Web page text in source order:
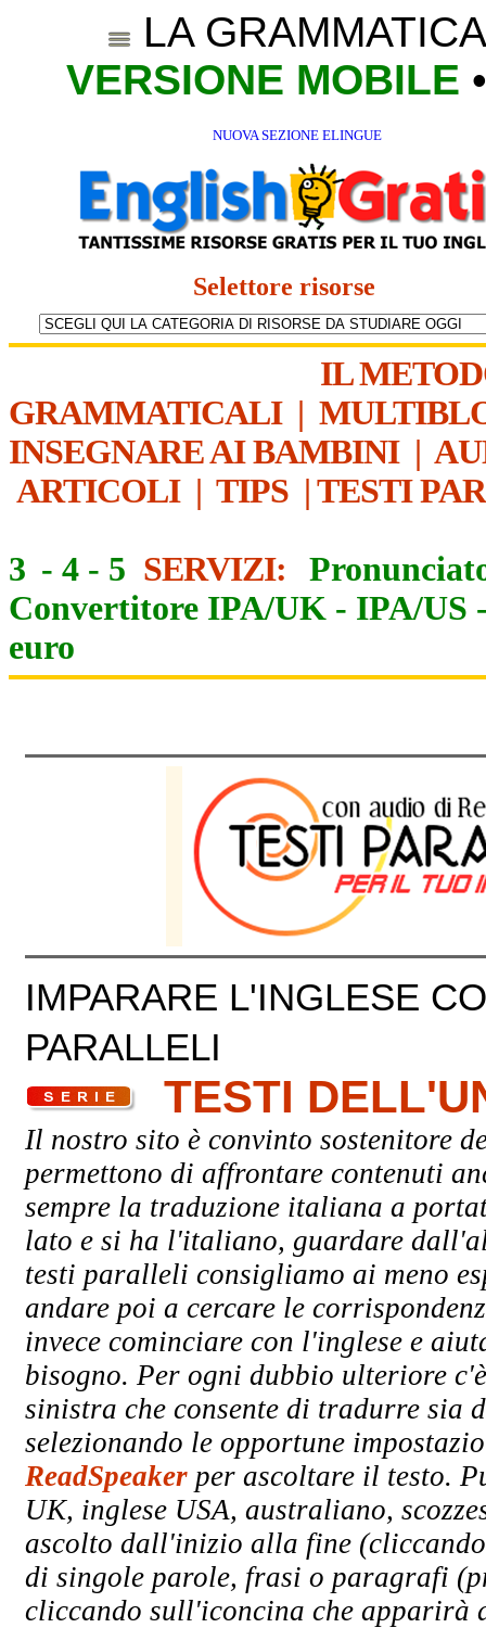
LA
VERSIONE MOBILE
NUOVA SEZIONE ELINGUE
Selettore risorse
IL
GRAMMATICALI|
INSEGNARE AI BAMBINI|
ARTICOLI| TIPS | TESTI
3 - 4 - 5 SERVIZI:
Convertitore IPA/UK - IPA/US
euro
IMPARARE L'INGLESE
PARALLELI
TESTI
Il nostro sito è convinto sostenitore
permettono di affrontare contenuti
sempre la traduzione italiana a
lato e si ha l'italiano, guardare
testi paralleli consigliamo ai meno
andare poi a cercare le
invece cominciare con l'inglese e
bisogno. Per ogni dubbio ulteriore
sinistra che consente di tradurre
selezionando le opportune
ReadSpeaker per ascoltare il testo.
UK, inglese USA, australiano,
ascolto dall'inizio alla fine
di singole parole, frasi o paragrafi
cliccando sull'iconcina che apparirà